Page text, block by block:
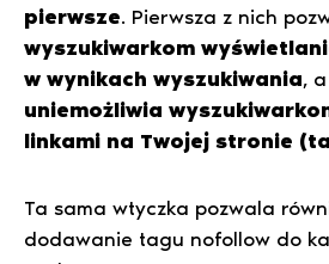
pierwsze. Pierwsza z nich
wyszukiwarkom
w wynikach wyszukiwania,
uniemożliwia
linkami na Twojej stronie
Ta sama wtyczka pozwala
dodawanie tagu nofollow do